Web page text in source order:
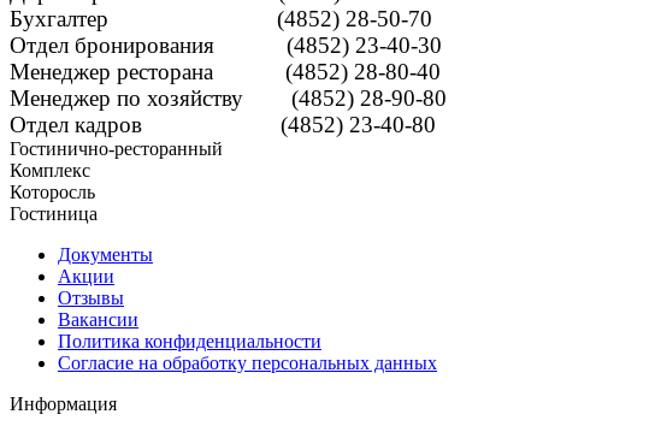
Бухгалтер (4852) 28-50-70
Отдел бронирования (4852) 23-40-30
Менеджер ресторана (4852) 28-80-40
Менеджер по хозяйству (4852) 28-90-80
Отдел кадров (4852) 23-40-80
Гостинично-ресторанный
Комплекс
Которосль
Гостиница
Документы
Акции
Отзывы
Вакансии
Политика конфиденциальности
Согласие на обработку персональных данных
Информация